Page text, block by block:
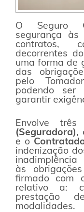
O Seguro
segurança às
contratos,
decorrentes
uma forma de
das
pelo
podendo ser
garantir
Envolve três
(Seguradora),
e o
indenização
inadimplência
às
firmado com
relativo a:
prestação
modalidades.